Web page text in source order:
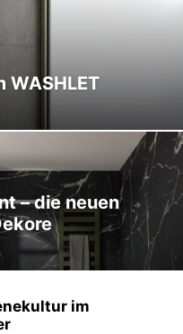
WASHLET
– die neuen
im